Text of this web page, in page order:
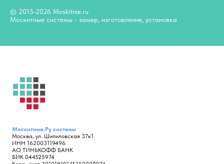
© 2015-2026 Moskitnie.ru
Москитные системы - замер, изготовление, установка
Москитные.Ру системы
Москва, ул. Шипиловская 37к1
ИНН 162003119496
АО ТИНЬКОФФ БАНК
БИК 044525974